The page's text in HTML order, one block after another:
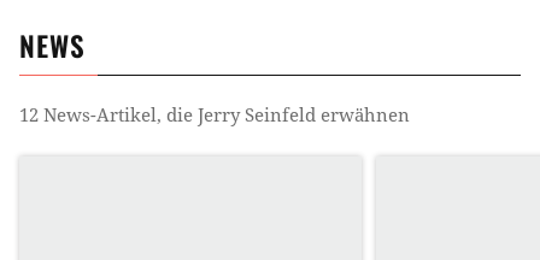
NEWS
12 News-Artikel, die Jerry Seinfeld erwähnen